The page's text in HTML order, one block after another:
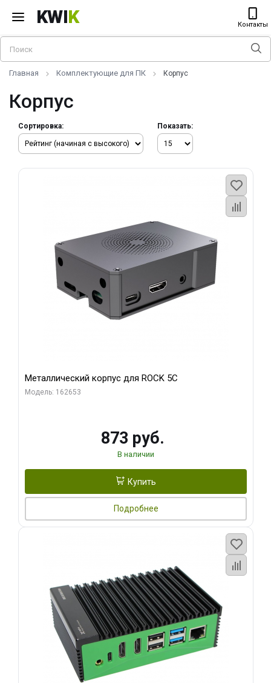
KWIK Контакты
Главная Комплектующие для ПК Корпус
Корпус
Сортировка: Показать:
Металлический корпус для ROCK 5C
Модель: 162653
873 руб.
В наличии
Купить
Подробнее